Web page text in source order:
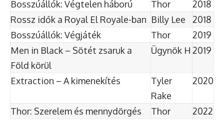
Bosszúállók: Végtelen háború
Thor
2018
Rossz idők a Royal El Royale-ban Billy Lee
2018
Bosszúállók: Végjáték
Thor
2019
Men in Black – Sötét zsaruk a
Föld körül
Ügynök H 2019
Extraction – A kimenekítés
Tyler
Rake
2020
Thor: Szerelem és mennydörgés Thor 2022